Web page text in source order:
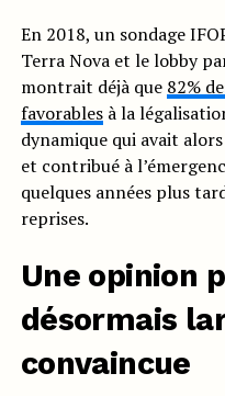
En 2018, un sondage
Terra Nova et le lobby
montrait déjà que 82%
favorablesà la
dynamique qui avait
et contribué à
quelques années plus
reprises.
Une opinion
désormais
convaincue